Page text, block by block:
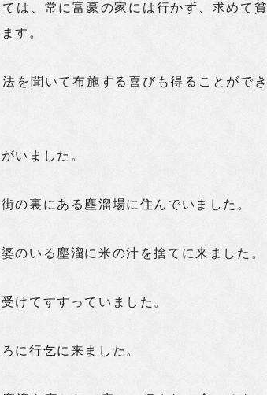
は、常に富豪の家には行かず、求めて
す。
を聞いて布施する喜びも得ることがで
いました。
の裏にある塵溜場に住んでいました。
のいる塵溜に米の汁を捨てに来ました。
けてすすっていました。
に行乞に来ました。